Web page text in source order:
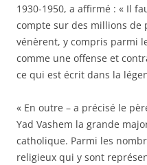
1930-1950, a affirmé : « Il
compte sur des millions de
vénèrent, y compris parmi
comme une offense et
ce qui est écrit dans la
« En outre – a précisé le
Yad Vashem la grande
catholique. Parmi les
religieux qui y sont